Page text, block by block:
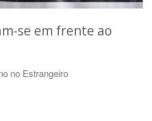
se em frente ao
no Estrangeiro